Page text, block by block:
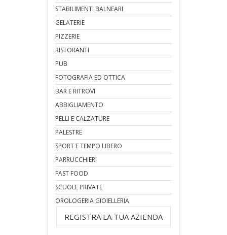
STABILIMENTI BALNEARI
GELATERIE
PIZZERIE
RISTORANTI
PUB
FOTOGRAFIA ED OTTICA
BAR E RITROVI
ABBIGLIAMENTO
PELLI E CALZATURE
PALESTRE
SPORT E TEMPO LIBERO
PARRUCCHIERI
FAST FOOD
SCUOLE PRIVATE
OROLOGERIA GIOIELLERIA
REGISTRA LA TUA AZIENDA